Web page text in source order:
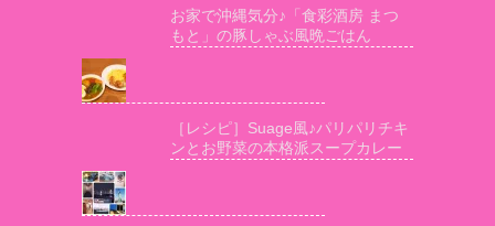
お家で沖縄気分♪「食彩酒房 まつ
もと」の豚しゃぶ風晩ごはん
［レシピ］Suage風♪パリパリチキ
ンとお野菜の本格派スープカレー